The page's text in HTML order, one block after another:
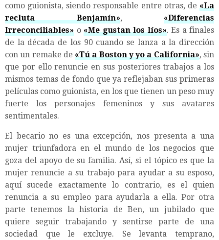
como guionista, siendo responsable entre otras, de «La
recluta Benjamín», «Diferencias
Irreconciliables» o «Me gustan los líos». Es a finales
de la década de los 90 cuando se lanza a la dirección
con un remake de«Tú a Boston y yo a California», sin
que por ello renuncie en sus posteriores trabajos a los
mismos temas de fondo que ya reflejaban sus primeras
películas como guionista, en los que tienen un peso muy
fuerte los personajes femeninos y sus avatares
sentimentales.
El becario no es una excepción, nos presenta a una
mujer triunfadora en el mundo de los negocios que
goza del apoyo de su familia. Así, si el tópico es que la
mujer renuncie a su trabajo para ayudar a su esposo,
aquí sucede exactamente lo contrario, es el quien
renuncia a su empleo para ayudarla a ella. Por otra
parte tenemos la historia de Ben, un jubilado que
quiere seguir trabajando y sentirse parte de una
sociedad que le excluye. Se levanta temprano,